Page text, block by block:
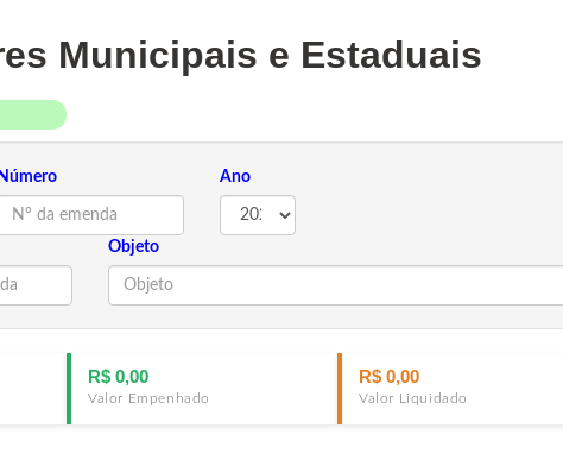
Municipais e Estaduais
Número Ano
Objeto
R$ 0,00
Valor Empenhado
R$ 0,00
Valor Liquidado